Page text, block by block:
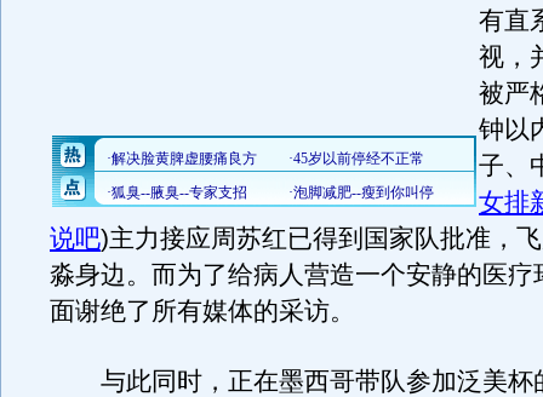
有直
视，
被严
钟以
子、
女排
说吧)主力接应周苏红已得到国家队批准，
淼身边。而为了给病人营造一个安静的医疗
面谢绝了所有媒体的采访。
与此同时，正在墨西哥带队参加泛美杯